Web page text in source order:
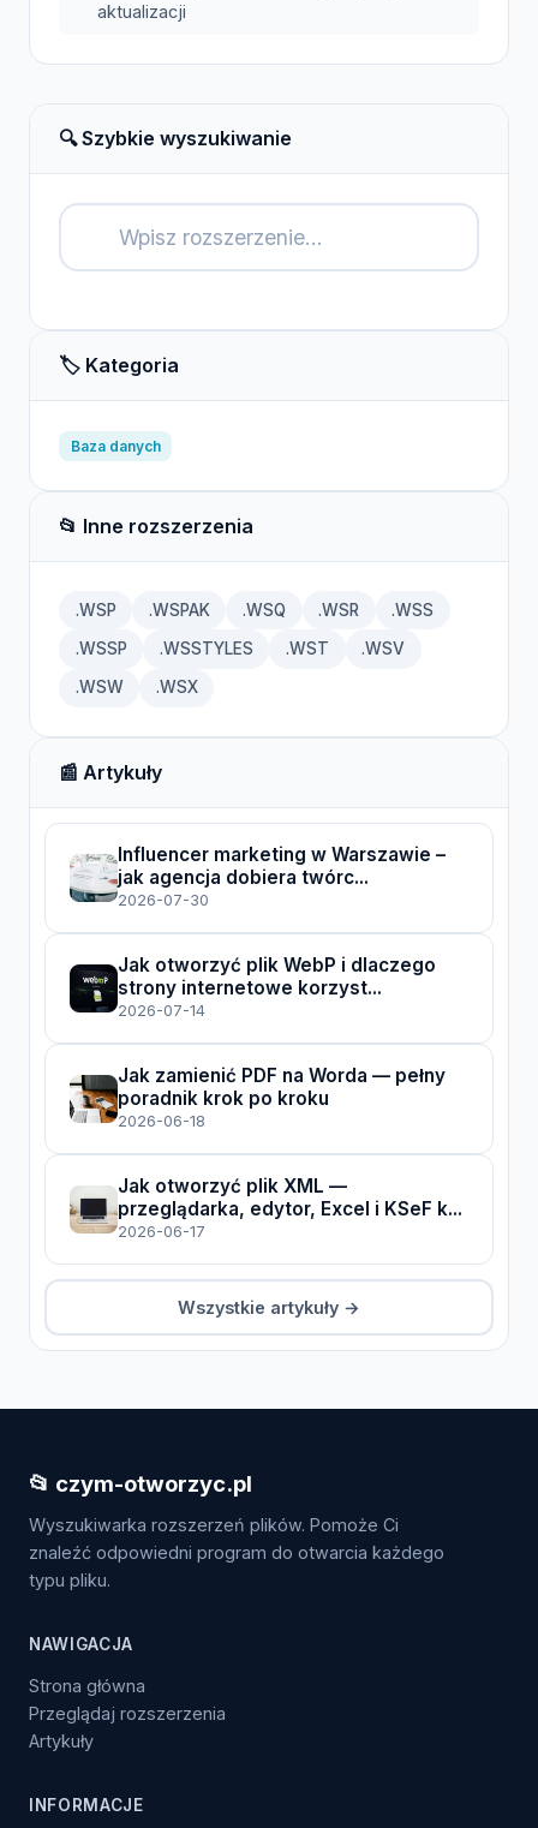
aktualizacji
🔍 Szybkie wyszukiwanie
🏷️ Kategoria
Baza danych
📂 Inne rozszerzenia
.WSP .WSPAK .WSQ .WSR .WSS
.WSSP .WSSTYLES .WST .WSV
.WSW .WSX
📰 Artykuły
Influencer marketing w Warszawie –
jak agencja dobiera twórc...
2026-07-30
Jak otworzyć plik WebP i dlaczego
strony internetowe korzyst...
2026-07-14
Jak zamienić PDF na Worda — pełny
poradnik krok po kroku
2026-06-18
Jak otworzyć plik XML —
przeglądarka, edytor, Excel i KSeF k...
2026-06-17
Wszystkie artykuły →
📂 czym-otworzyc.pl
Wyszukiwarka rozszerzeń plików. Pomoże Ci
znaleźć odpowiedni program do otwarcia każdego
typu pliku.
NAWIGACJA
Strona główna
Przeglądaj rozszerzenia
Artykuły
INFORMACJE